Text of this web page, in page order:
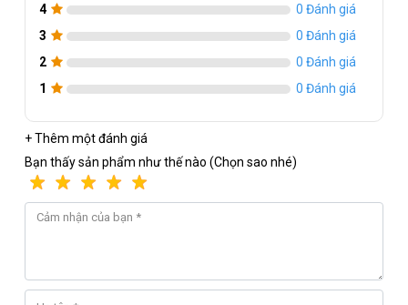
4
0 Đánh giá
3
0 Đánh giá
2
0 Đánh giá
1
0 Đánh giá
+ Thêm một đánh giá
Bạn thấy sản phẩm như thế nào (Chọn sao nhé)